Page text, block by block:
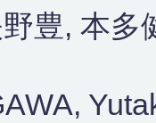
豊, 本多